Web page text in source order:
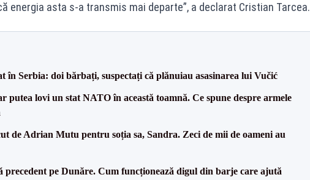
energia asta s-a transmis mai departe”, a declarat Cristian Tarcea.
în Serbia: doi bărbați, suspectați că plănuiau asasinarea lui Vučić
putea lovi un stat NATO în această toamnă. Ce spune despre armele
de Adrian Mutu pentru soția sa, Sandra. Zeci de mii de oameni au
precedent pe Dunăre. Cum funcționează digul din barje care ajută